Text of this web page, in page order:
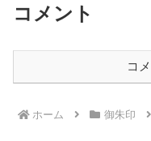
コメント
コ
ホーム 御朱印